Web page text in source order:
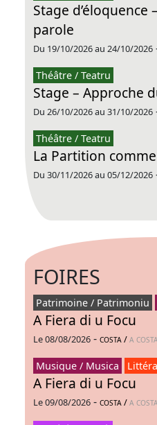
Stage d’éloquence
parole
Du 19/10/2026 au 24/10/2026
Théâtre / Teatru
Stage – Approche
Du 26/10/2026 au 31/10/2026
Théâtre / Teatru
La Partition
Du 30/11/2026 au 05/12/2026
FOIRES
Patrimoine / Patrimoniu
A Fiera di u Focu
Le 08/08/2026 - COSTA / A
Musique / Musica
A Fiera di u Focu
Le 09/08/2026 - COSTA / A